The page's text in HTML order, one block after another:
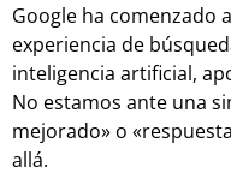
Google ha comenzado
experiencia de
inteligencia artificial,
No estamos ante una
mejorado» o
allá.